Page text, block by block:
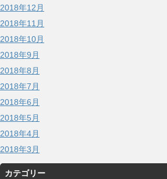
2018年12月
2018年11月
2018年10月
2018年9月
2018年8月
2018年7月
2018年6月
2018年5月
2018年4月
2018年3月
カテゴリー